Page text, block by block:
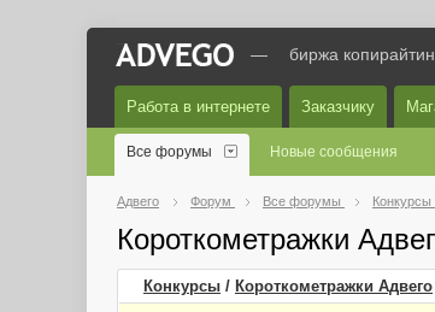
— биржа
Работа в интернете Заказчику
Все форумы Новые сообщения
Адвего Форум Все форумы Конкурсы
Короткометражки
Конкурсы / Короткометражки Адвего